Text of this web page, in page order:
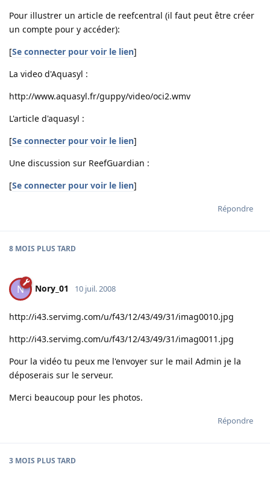
Pour illustrer un article de reefcentral (il faut peut être créer
un compte pour y accéder):
[Se connecter pour voir le lien]
La video d'Aquasyl :
http://www.aquasyl.fr/guppy/video/oci2.wmv
L'article d'aquasyl :
[Se connecter pour voir le lien]
Une discussion sur ReefGuardian :
[Se connecter pour voir le lien]
Répondre
8 MOIS PLUS TARD
N Nory_01 10 juil. 2008
http://i43.servimg.com/u/f43/12/43/49/31/imag0010.jpg
http://i43.servimg.com/u/f43/12/43/49/31/imag0011.jpg
Pour la vidéo tu peux me l'envoyer sur le mail Admin je la
déposerais sur le serveur.
Merci beaucoup pour les photos.
Répondre
3 MOIS PLUS TARD